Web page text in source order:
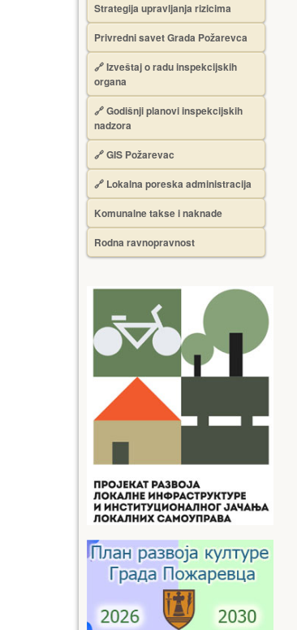
Strategija upravljanja rizicima
Privredni savet Grada Požarevca
🔗Izveštaj o radu inspekcijskih
organa
🔗Godišnji planovi inspekcijskih
nadzora
🔗 GIS Požarevac
🔗 Lokalna poreska administracija
Komunalne takse i naknade
Rodna ravnopravnost